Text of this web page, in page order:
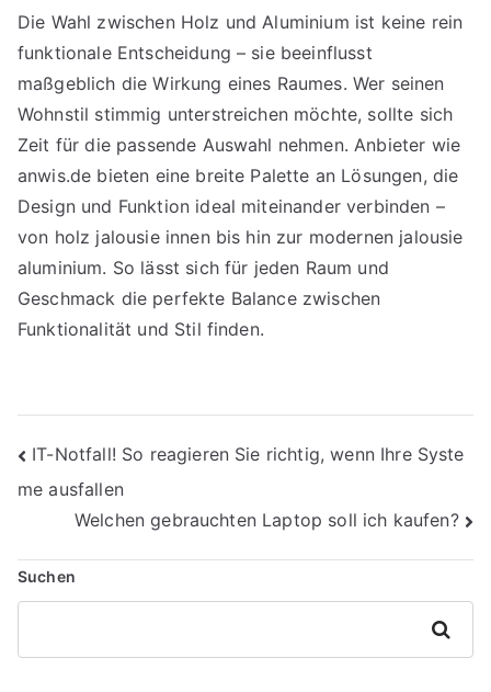
Die Wahl zwischen Holz und Aluminium ist keine rein
funktionale Entscheidung – sie beeinflusst
maßgeblich die Wirkung eines Raumes. Wer seinen
Wohnstil stimmig unterstreichen möchte, sollte sich
Zeit für die passende Auswahl nehmen. Anbieter wie
anwis.de bieten eine breite Palette an Lösungen, die
Design und Funktion ideal miteinander verbinden –
von holz jalousie innen bis hin zur modernen jalousie
aluminium. So lässt sich für jeden Raum und
Geschmack die perfekte Balance zwischen
Funktionalität und Stil finden.
Beitragsnavigation
IT-Notfall! So reagieren Sie richtig, wenn Ihre Syste
me ausfallen
Welchen gebrauchten Laptop soll ich kaufen?
Suchen
Suchen